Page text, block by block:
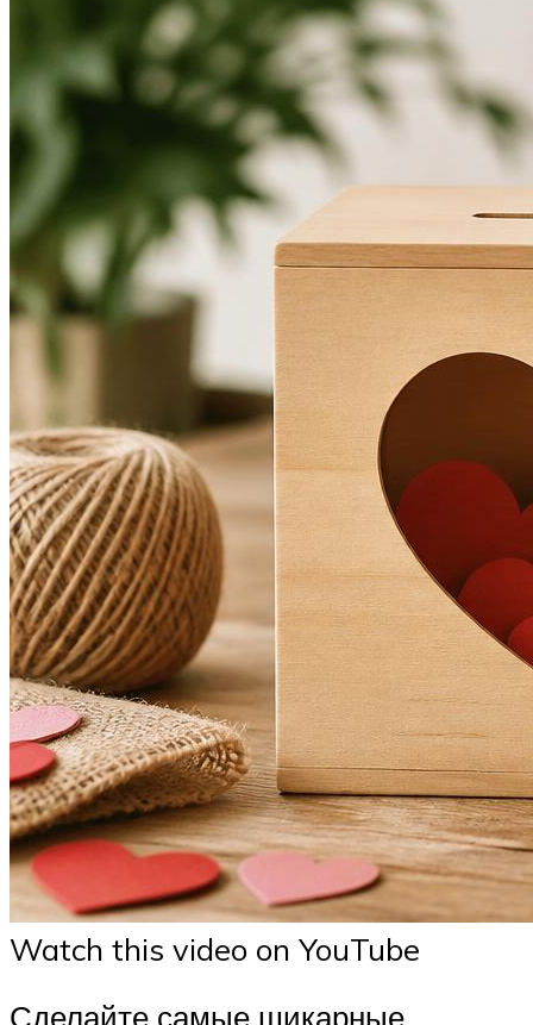
Watch this video on YouTube
Сделайте самые шикарные